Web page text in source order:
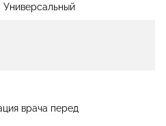
Универсальный
врача перед